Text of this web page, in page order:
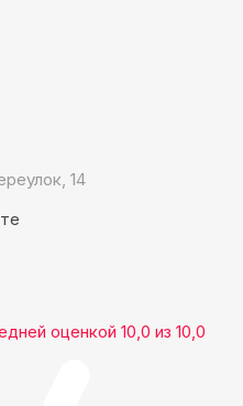
14
оценкой 10,0 из 10,0